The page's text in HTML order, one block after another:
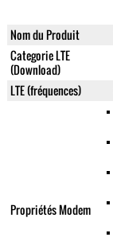
Nom du Produit
Categorie LTE
(Download)
LTE (fréquences)
Propriétés Modem